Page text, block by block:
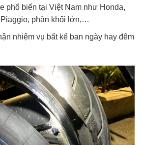
phổ biến tại Việt Nam như Honda,
phân khối lớn,…
nhiệm vụ bất kể ban ngày hay đêm